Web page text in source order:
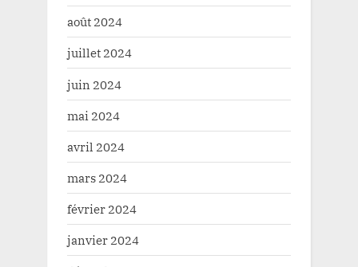
août 2024
juillet 2024
juin 2024
mai 2024
avril 2024
mars 2024
février 2024
janvier 2024